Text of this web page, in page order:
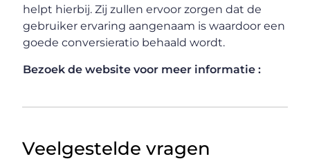
helpt hierbij. Zij zullen ervoor zorgen dat de
gebruiker ervaring aangenaam is waardoor een
goede conversieratio behaald wordt.
Bezoek de website voor meer informatie :
Veelgestelde vragen